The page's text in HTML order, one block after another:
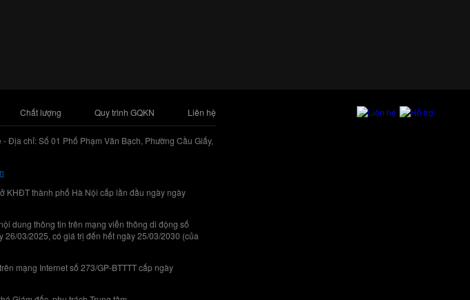
Chất lượng Quy trình GQKN Liên hệ
Địa chỉ: Số 01 Phố Phạm Văn Bạch, Phường Cầu Giấy,
KHĐT thành phố Hà Nội cấp lần đầu ngày ngày
dung thông tin trên mạng viễn thông di động số
03/2025, có giá trị đến hết ngày 25/03/2030 (của
mạng Internet số 273/GP-BTTTT cấp ngày